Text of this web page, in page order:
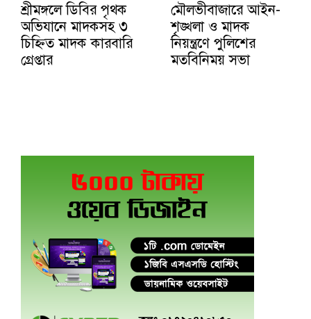
শ্রীমঙ্গলে ডিবির পৃথক
অভিযানে মাদকসহ ৩
চিহ্নিত মাদক কারবারি
গ্রেপ্তার
মৌলভীবাজারে আইন-
শৃঙ্খলা ও মাদক
নিয়ন্ত্রণে পুলিশের
মতবিনিময় সভা